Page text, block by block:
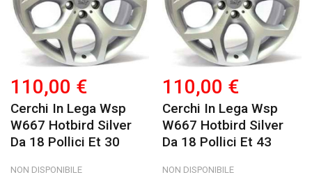
110,00 €
Cerchi In Lega Wsp
W667 Hotbird Silver
Da 18 Pollici Et 30
NON DISPONIBILE
110,00 €
Cerchi In Lega Wsp
W667 Hotbird Silver
Da 18 Pollici Et 43
NON DISPONIBILE